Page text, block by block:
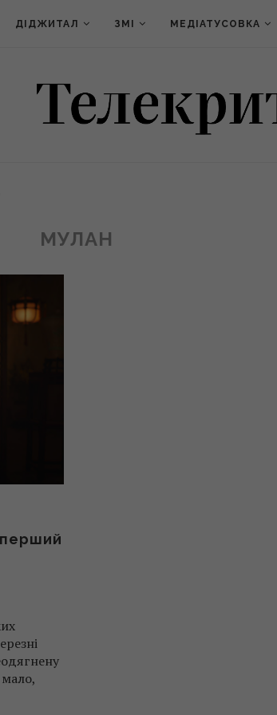
ДІДЖИТАЛ ЗМІ МЕДІАТУСОВКА
МУЛАН
мало,